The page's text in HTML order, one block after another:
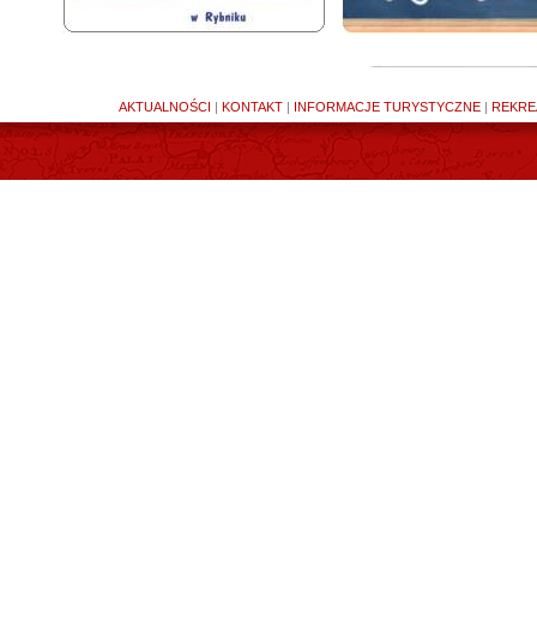
AKTUALNOŚCI | KONTAKT | INFORMACJE TURYSTYCZNE |